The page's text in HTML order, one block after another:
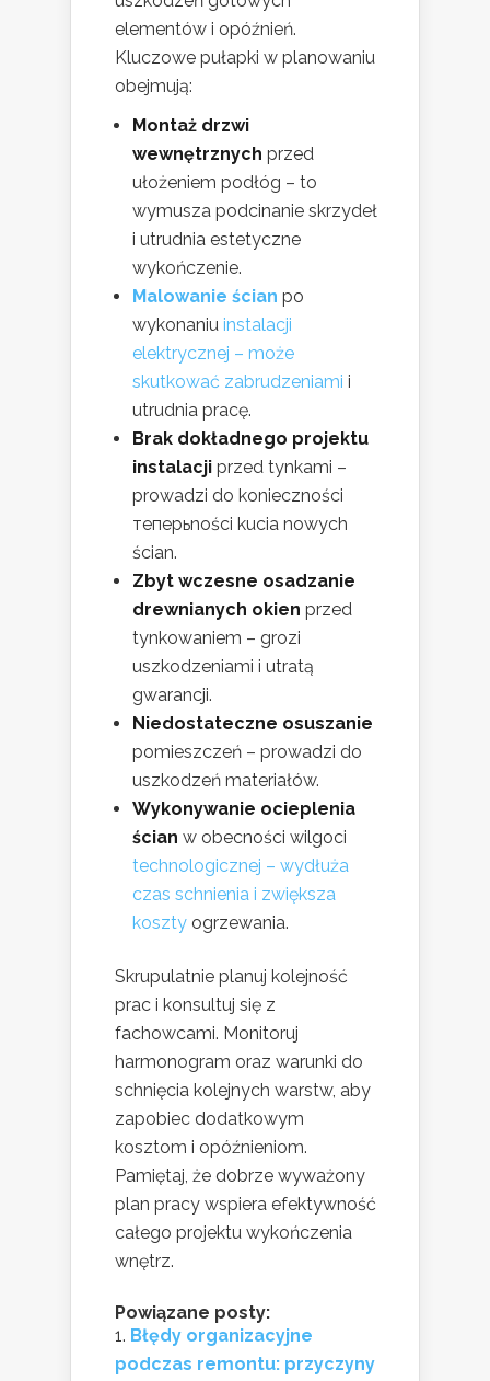
elementów i opóźnień.
Kluczowe pułapki w planowaniu
obejmują:
Montaż drzwi
wewnętrznych przed
ułożeniem podłóg – to
wymusza podcinanie skrzydeł
i utrudnia estetyczne
wykończenie.
Malowanie ścian po
wykonaniu instalacji
elektrycznej – może
skutkować zabrudzeniami i
utrudnia pracę.
Brak dokładnego projektu
instalacji przed tynkami –
prowadzi do konieczności
теперьności kucia nowych
ścian.
Zbyt wczesne osadzanie
drewnianych okien przed
tynkowaniem – grozi
uszkodzeniami i utratą
gwarancji.
Niedostateczne osuszanie
pomieszczeń – prowadzi do
uszkodzeń materiałów.
Wykonywanie ocieplenia
ścian w obecności wilgoci
technologicznej – wydłuża
czas schnienia i zwiększa
koszty ogrzewania.
Skrupulatnie planuj kolejność
prac i konsultuj się z
fachowcami. Monitoruj
harmonogram oraz warunki do
schnięcia kolejnych warstw, aby
zapobiec dodatkowym
kosztom i opóźnieniom.
Pamiętaj, że dobrze wyważony
plan pracy wspiera efektywność
całego projektu wykończenia
wnętrz.
Powiązane posty:
Błędy organizacyjne
podczas remontu: przyczyny